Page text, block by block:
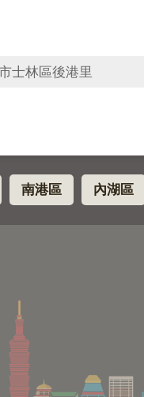
士林區後港里
南港區 內湖區